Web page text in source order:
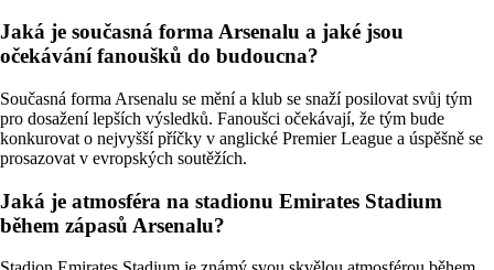
Jaká je současná forma Arsenalu a jaké jsou
očekávání fanoušků do budoucna?
Současná forma Arsenalu se mění a klub se snaží posilovat svůj tým
pro dosažení lepších výsledků. Fanoušci očekávají, že tým bude
konkurovat o nejvyšší příčky v anglické Premier League a úspěšně se
prosazovat v evropských soutěžích.
Jaká je atmosféra na stadionu Emirates Stadium
během zápasů Arsenalu?